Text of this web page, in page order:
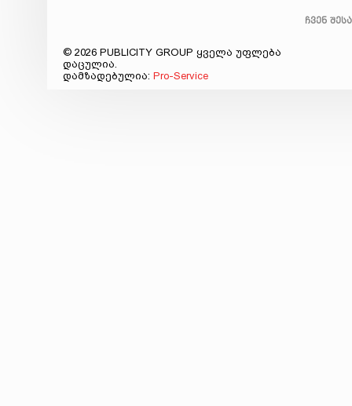
ჩვენ
© 2026 PUBLICITY GROUP ყველა უფლება
დაცულია.
დამზადებულია: Pro-Service